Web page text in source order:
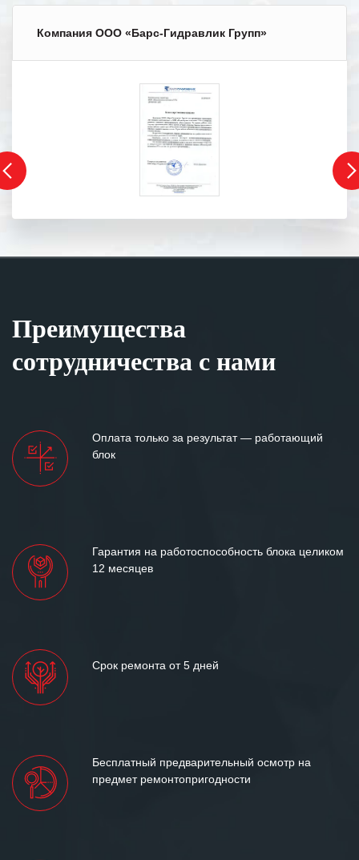
Компания ООО «Барс-Гидравлик Групп»
Преимущества
сотрудничества с нами
Оплата только за результат — работающий
блок
Гарантия на работоспособность блока целиком
12 месяцев
Срок ремонта от 5 дней
Бесплатный предварительный осмотр на
предмет ремонтопригодности